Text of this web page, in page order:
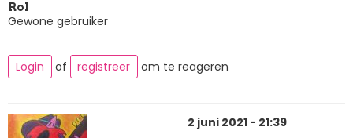
Rol
Gewone gebruiker
Login of registreer om te reageren
2 juni 2021 - 21:39